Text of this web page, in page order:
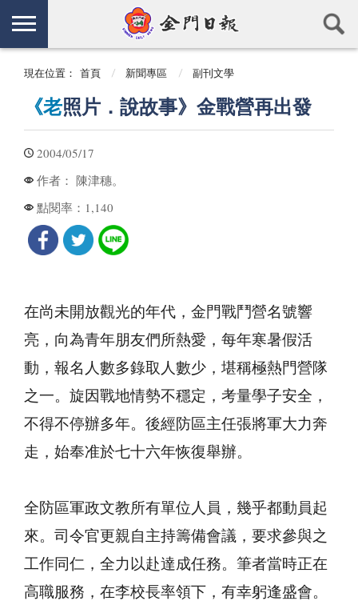
現在位置： 首頁 新聞專區 副刊文學
《老照片．說故事》金戰營再出發
2004/05/17
作者： 陳津穗。
點閱率： 1,140
在尚未開放觀光的年代，金門戰鬥營名號響
亮，向為青年朋友們所熱愛，每年寒暑假活
動，報名人數多錄取人數少，堪稱極熱門營隊
之一。旋因戰地情勢不穩定，考量學子安全，
不得不停辦多年。後經防區主任張將軍大力奔
走，始奉准於七十六年恢復舉辦。
全防區軍政文教所有單位人員，幾乎都動員起
來。司令官更親自主持籌備會議，要求參與之
工作同仁，全力以赴達成任務。筆者當時正在
高職服務，在李校長率領下，有幸躬逢盛會。